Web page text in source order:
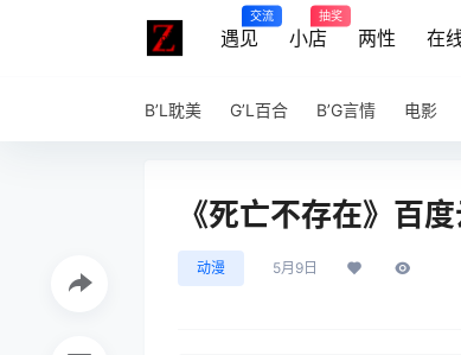
遇见
交流
小店
抽奖
两性 在
B’L耽美 G’L百合 B’G言情 电影
《死亡不存在》百
动漫 5月9日